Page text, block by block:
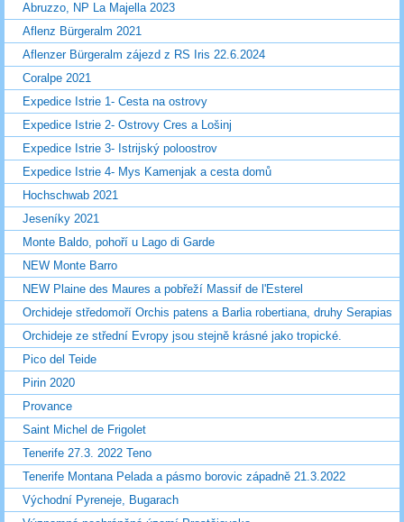
Abruzzo, NP La Majella 2023
Aflenz Bürgeralm 2021
Aflenzer Bürgeralm zájezd z RS Iris 22.6.2024
Coralpe 2021
Expedice Istrie 1- Cesta na ostrovy
Expedice Istrie 2- Ostrovy Cres a Lošinj
Expedice Istrie 3- Istrijský poloostrov
Expedice Istrie 4- Mys Kamenjak a cesta domů
Hochschwab 2021
Jeseníky 2021
Monte Baldo, pohoří u Lago di Garde
NEW Monte Barro
NEW Plaine des Maures a pobřeží Massif de l'Esterel
Orchideje středomoří Orchis patens a Barlia robertiana, druhy Serapias
Orchideje ze střední Evropy jsou stejně krásné jako tropické.
Pico del Teide
Pirin 2020
Provance
Saint Michel de Frigolet
Tenerife 27.3. 2022 Teno
Tenerife Montana Pelada a pásmo borovic západně 21.3.2022
Východní Pyreneje, Bugarach